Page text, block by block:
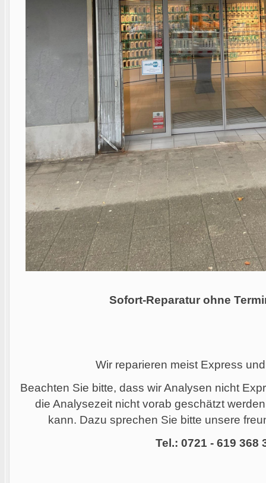
Sofort-Reparatur ohne
Wir reparieren meist Express
Beachten Sie bitte, dass wir Analysen nicht
die Analysezeit nicht vorab geschätzt
kann. Dazu sprechen Sie bitte unsere
Tel.: 0721 - 619 368